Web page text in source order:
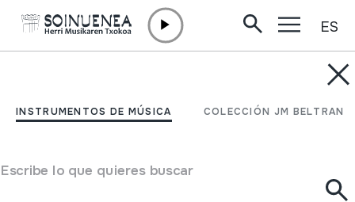
INSTRUMENTOS DE MÚSICA COLECCIÓN JM BELTRAN
Escribe lo que quieres buscar
ES
TAARRAPATAN, Pandero
Autor Xabier Berazaluze "Leturia"